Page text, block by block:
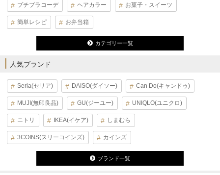
プチプラコーデ ヘアカラー お菓子・スイーツ
簡単レシピ お弁当箱
カテゴリー一覧
人気ブランド
Seria(セリア) DAISO(ダイソー) Can Do(キャンドゥ)
MUJI(無印良品) GU(ジーユー) UNIQLO(ユニクロ)
ニトリ IKEA(イケア) しまむら
3COINS(スリーコインズ) カインズ
ブランド一覧